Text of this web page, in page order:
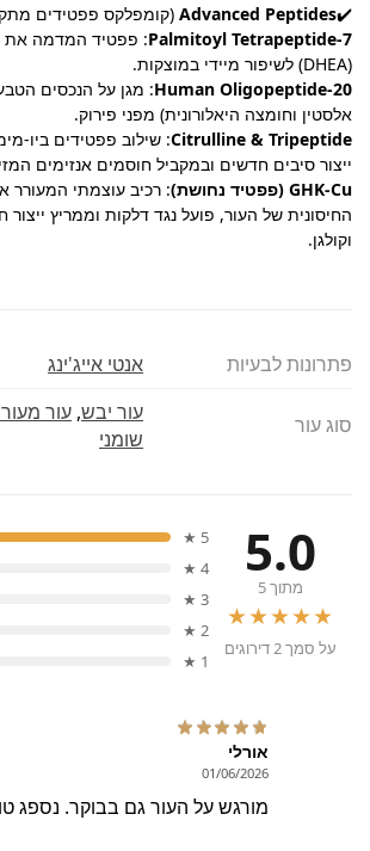
✔️
Advanced Peptides (קומפלקס פפטידים
Palmitoyl Tetrapeptide-7: פפטיד המדמה את
(DHEA) לשיפור מיידי במוצקות.
Human Oligopeptide-20: מגן על הנכסים
אלסטין וחומצה היאלורונית) מפני פירוק.
Citrulline & Tripeptide: שילוב פפטידים ביו-
ייצור סיבים חדשים ובמקביל חוסמים אנזימים
GHK-Cu (פפטיד נחושת)
: רכיב עוצמתי
החיסונית של העור, פועל נגד דלקות וממריץ ייצור
וקולגן.
פתרונות לבעיות אנטי אייג'ינג
סוג עור עור יבש, עור
שומני
5.0
מתוך 5
★★★★★
על סמך 2 דירוגים
5 ★
4 ★
3 ★
2 ★
1 ★
אורלי
01/06/2026
מורגש על העור גם בבוקר. נספג